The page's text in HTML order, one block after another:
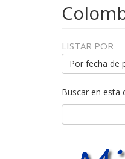
LISTAR POR
Por fecha de
Buscar en esta